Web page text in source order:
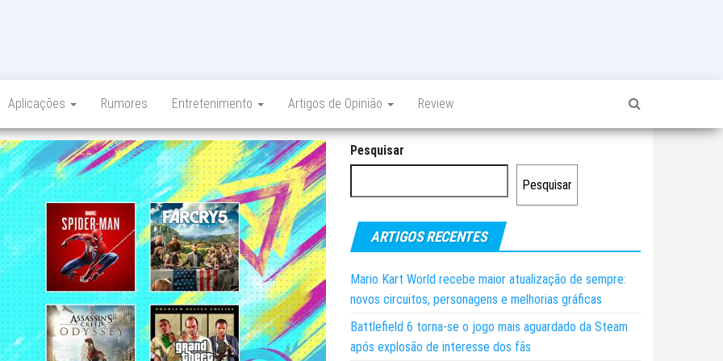
Aplicações Rumores Entretenimento Artigos de Opinião Review
Pesquisar
Pesquisar
ARTIGOS RECENTES
Mario Kart World recebe maior atualização de sempre:
novos circuitos, personagens e melhorias gráficas
Battlefield 6 torna-se o jogo mais aguardado da Steam
após explosão de interesse dos fãs